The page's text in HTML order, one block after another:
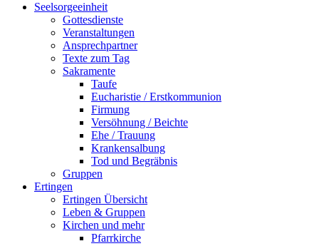
Seelsorgeeinheit
Gottesdienste
Veranstaltungen
Ansprechpartner
Texte zum Tag
Sakramente
Taufe
Eucharistie / Erstkommunion
Firmung
Versöhnung / Beichte
Ehe / Trauung
Krankensalbung
Tod und Begräbnis
Gruppen
Ertingen
Ertingen Übersicht
Leben & Gruppen
Kirchen und mehr
Pfarrkirche